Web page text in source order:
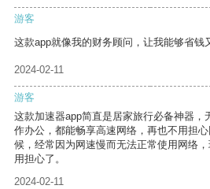
游客
这款app就像我的财务顾问，让我能够省钱
2024-02-11
游客
这款加速器app简直是居家旅行必备神器，
作办公，都能畅享高速网络，再也不用担
候，经常因为网速慢而无法正常使用网络
用担心了。
2024-02-11